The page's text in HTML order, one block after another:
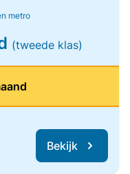
metro
(tweede klas)
Bekijk